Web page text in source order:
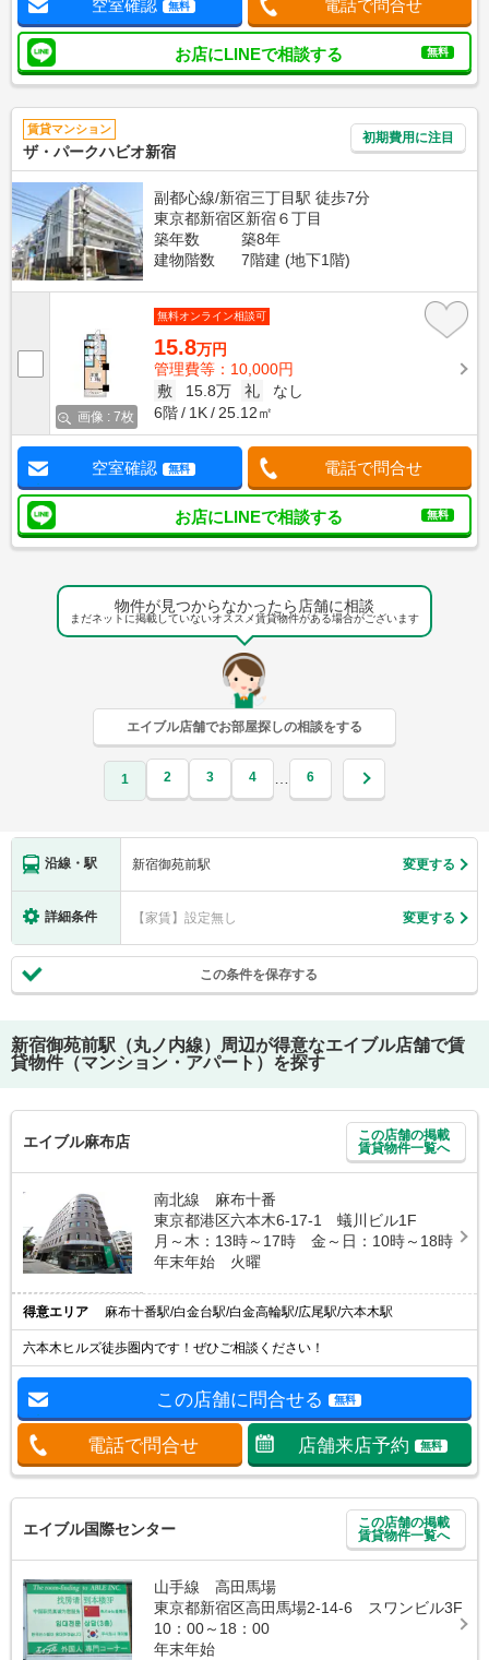
空室確認 無料 電話で問合せ
お店にLINEで相談する 無料
賃貸マンション
ザ・パークハビオ新宿
初期費用に注目
副都心線/新宿三丁目駅 徒歩7分
東京都新宿区新宿６丁目
築年数
築8年
建物階数
7階建 (地下1階)
画像 : 7枚
無料オンライン相談可
15.8万円
管理費等：10,000円
敷
15.8万 礼
なし
6階
1K 25.12㎡
空室確認 無料 電話で問合せ
お店にLINEで相談する 無料
物件が見つからなかったら店舗に相談
まだネットに掲載していないオススメ賃貸物件がある場合がございます
エイブル店舗でお部屋探しの相談をする
1 2 3 4 … 6
沿線・駅 新宿御苑前駅 変更する
詳細条件 【家賃】設定無し 変更する
この条件を保存する
新宿御苑前駅（丸ノ内線）
周辺が得意なエイブル店舗で賃
貸物件（マンション・アパート）を探す
エイブル麻布店
この店舗の掲載
賃貸物件一覧へ
南北線 麻布十番
東京都港区六本木6-17-1 蟻川ビル1F
月～木：13時～17時 金～日：10時～18時
年末年始 火曜
得意エリア 麻布十番駅/白金台駅/白金高輪駅/広尾駅/六本木駅
六本木ヒルズ徒歩圏内です！ぜひご相談ください！
この店舗に問合せる 無料
電話で問合せ 店舗来店予約 無料
エイブル国際センター
この店舗の掲載
賃貸物件一覧へ
山手線 高田馬場
東京都新宿区高田馬場2-14-6 スワンビル3F
10：00～18：00
年末年始